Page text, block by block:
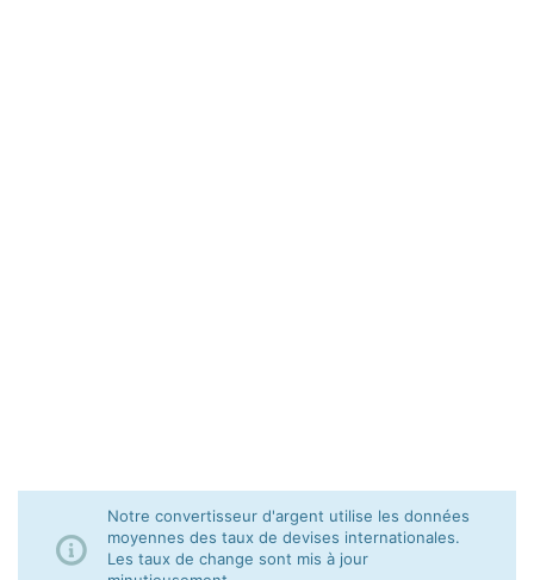
Notre convertisseur d'argent utilise les données
moyennes des taux de devises internationales.
Les taux de change sont mis à jour